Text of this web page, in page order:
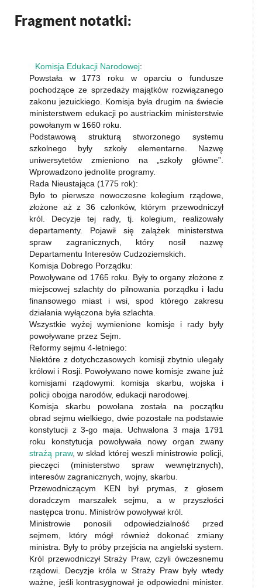
Fragment notatki:
Komisja Edukacji Narodowej:
Powstała w 1773 roku w oparciu o fundusze
pochodzące ze sprzedaży majątków rozwiązanego
zakonu jezuickiego. Komisja była drugim na świecie
ministerstwem edukacji po austriackim ministerstwie
powołanym w 1660 roku.
Podstawową strukturą stworzonego systemu
szkolnego były szkoły elementarne. Nazwę
uniwersytetów zmieniono na „szkoły główne”.
Wprowadzono jednolite programy.
Rada Nieustająca (1775 rok):
Było to pierwsze nowoczesne kolegium rządowe,
złożone aż z 36 członków, którym przewodniczył
król. Decyzje tej rady, tj. kolegium, realizowały
departamenty. Pojawił się zalążek ministerstwa
spraw zagranicznych, który nosił nazwę
Departamentu Interesów Cudzoziemskich.
Komisja Dobrego Porządku:
Powoływane od 1765 roku. Były to organy złożone z
miejscowej szlachty do pilnowania porządku i ładu
finansowego miast i wsi, spod którego zakresu
działania wyłączona była szlachta.
Wszystkie wyżej wymienione komisje i rady były
powoływane przez Sejm.
Reformy sejmu 4-letniego:
Niektóre z dotychczasowych komisji zbytnio ulegały
królowi i Rosji. Powoływano nowe komisje zwane już
komisjami rządowymi: komisja skarbu, wojska i
policji obojga narodów, edukacji narodowej.
Komisja skarbu powołana została na początku
obrad sejmu wielkiego, dwie pozostałe na podstawie
konstytucji z 3-go maja. Uchwalona 3 maja 1791
roku konstytucja powoływała nowy organ zwany
strażą praw, w skład której weszli ministrowie policji,
pieczęci (ministerstwo spraw wewnętrznych),
interesów zagranicznych, wojny, skarbu.
Przewodniczącym KEN był prymas, z głosem
doradczym marszałek sejmu, a w przyszłości
następca tronu. Ministrów powoływał król.
Ministrowie ponosili odpowiedzialność przed
sejmem, który mógł również dokonać zmiany
ministra. Były to próby przejścia na angielski system.
Król przewodniczył Straży Praw, czyli ówczesnemu
rządowi. Decyzje króla w Straży Praw były wtedy
ważne, jeśli kontrasygnował je odpowiedni minister.